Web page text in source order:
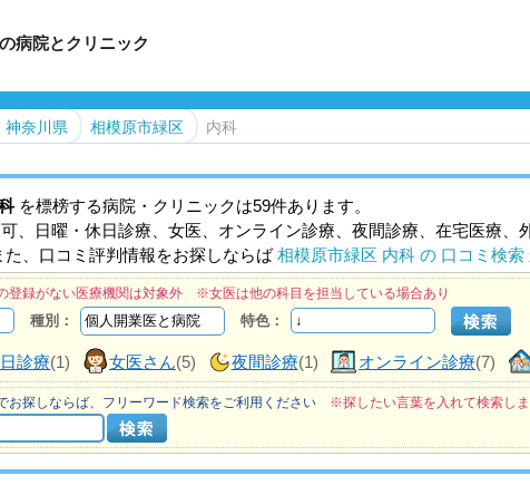
病院とクリニック
神奈川県 相模原市緑区 内科
を標榜する病院・クリニックは59件あります。
、日曜・休日診療、女医、オンライン診療、夜間診療、在宅医療、
、口コミ評判情報をお探しならば相模原市緑区 内科 の 口コミ検索
登録がない医療機関は対象外 ※女医は他の科目を担当している場合あり
種別： 特色：
診療(1) 女医さん(5) 夜間診療(1) オンライン診療(7)
お探しならば、フリーワード検索をご利用ください ※探したい言葉を入れて検索し